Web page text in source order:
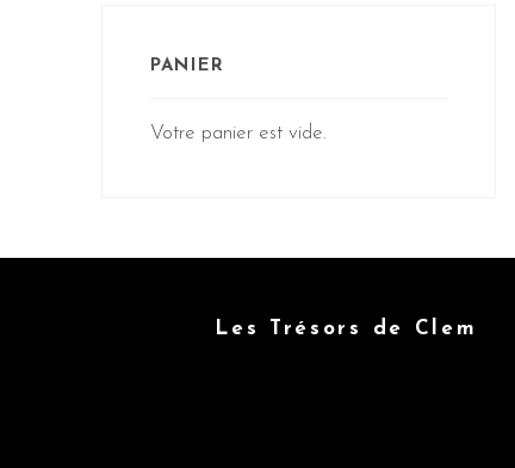
PANIER
Votre panier est vide.
Les Trésors de Clem